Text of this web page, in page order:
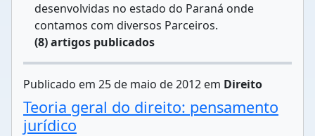
desenvolvidas no estado do Paraná onde
contamos com diversos Parceiros.
(8) artigos publicados
Publicado em 25 de maio de 2012 em Direito
Teoria geral do direito: pensamento
jurídico